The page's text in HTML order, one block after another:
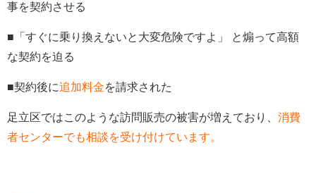
事を契約させる
■「すぐに乗り換えないと大変危険ですよ」 と煽って高額
な契約を迫る
■契約後に追加料金を請求された
足立区ではこのような訪問販売の被害が増えており、 消費
者センターでも相談を受け付けています。